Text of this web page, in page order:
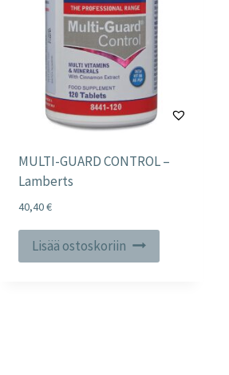
MULTI-GUARD CONTROL –
Lamberts
40,40€
Lisää ostoskoriin